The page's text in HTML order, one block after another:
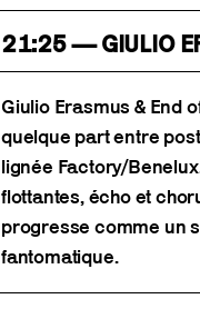
21:25 — GIULIO
Giulio Erasmus & End
quelque part entre
lignée Factory/
flottantes, écho et
progresse comme un
fantomatique.